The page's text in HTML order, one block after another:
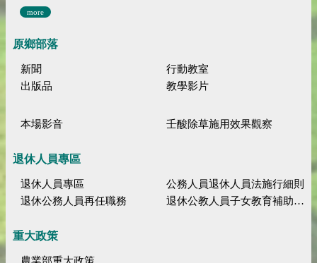
more
原鄉部落
新聞
行動教室
出版品
教學影片
本場影音 壬酸除草施用效果觀察
退休人員專區
退休人員專區
公務人員退休人員法施行細則
退休公務人員再任職務
退休公教人員子女教育補助規定
重大政策